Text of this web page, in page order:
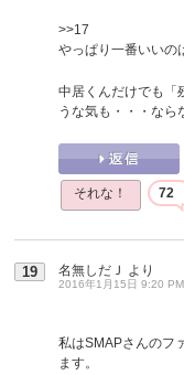
>>17
やっぱり一番いいの
中居くんだけでも「
うな気も・・・なら
それな！ 72
19 名無しだＪ より
2016年1月15日 9:20 PM
私はSMAPさんのフ
ます。